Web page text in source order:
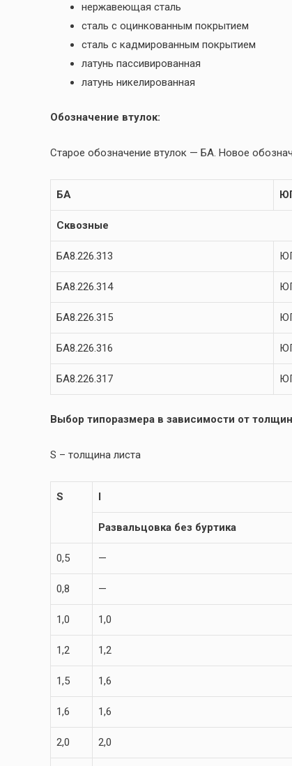
нержавеющая сталь
сталь с оцинкованным покрытием
сталь с кадмированным покрытием
латунь пассивированная
латунь никелированная
Обозначение втулок:
Старое обозначение втулок — БА. Новое
БА
Сквозные
БА8.226.313
БА8.226.314
БА8.226.315
БА8.226.316
БА8.226.317
Выбор типоразмера в зависимости от
S – толщина листа
S l
Развальцовка без буртика
0,5 —
0,8 —
1,0 1,0
1,2 1,2
1,5 1,6
1,6 1,6
2,0 2,0